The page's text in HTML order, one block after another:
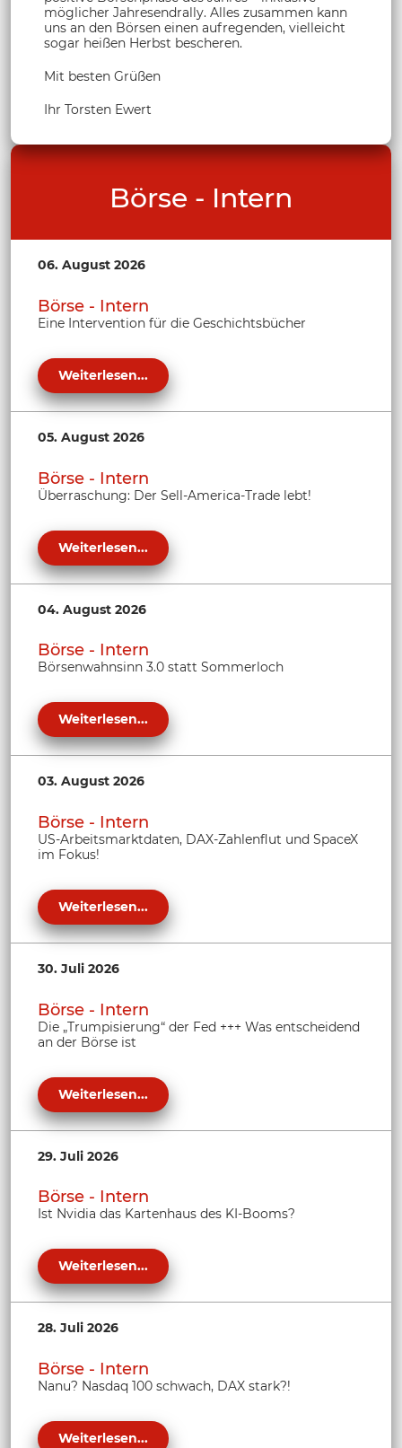
möglicher Jahresendrally. Alles zusammen kann
uns an den Börsen einen aufregenden, vielleicht
sogar heißen Herbst bescheren.
Mit besten Grüßen
Ihr Torsten Ewert
Börse - Intern
06. August 2026
Börse - Intern
Eine Intervention für die Geschichtsbücher
Weiterlesen...
05. August 2026
Börse - Intern
Überraschung: Der Sell-America-Trade lebt!
Weiterlesen...
04. August 2026
Börse - Intern
Börsenwahnsinn 3.0 statt Sommerloch
Weiterlesen...
03. August 2026
Börse - Intern
US-Arbeitsmarktdaten, DAX-Zahlenflut und SpaceX
im Fokus!
Weiterlesen...
30. Juli 2026
Börse - Intern
Die „Trumpisierung“ der Fed +++ Was entscheidend
an der Börse ist
Weiterlesen...
29. Juli 2026
Börse - Intern
Ist Nvidia das Kartenhaus des KI-Booms?
Weiterlesen...
28. Juli 2026
Börse - Intern
Nanu? Nasdaq 100 schwach, DAX stark?!
Weiterlesen...